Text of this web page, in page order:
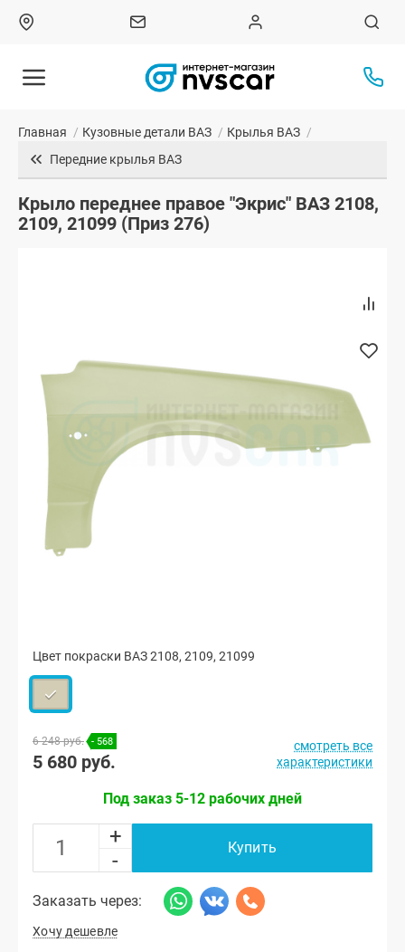
Главная / Кузовные детали ВАЗ / Крылья ВАЗ /
Передние крылья ВАЗ
Крыло переднее правое "Экрис" ВАЗ 2108,
2109, 21099 (Приз 276)
Цвет покраски ВАЗ 2108, 2109, 21099
6 248 руб. - 568
5 680 руб.
смотреть все
характеристики
Под заказ 5-12 рабочих дней
+
-
Купить
Заказать через:
Хочу дешевле